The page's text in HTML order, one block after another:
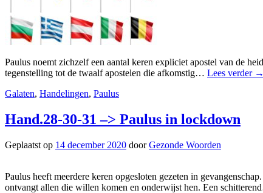
Paulus noemt zichzelf een aantal keren expliciet apostel van de
tegenstelling tot de twaalf apostelen die afkomstig… Lees verder →
Galaten, Handelingen, Paulus
Hand.28-30-31 –> Paulus in lockdown
Geplaatst op 14 december 2020 doorGezonde Woorden
Paulus heeft meerdere keren opgesloten gezeten in
ontvangt allen die willen komen en onderwijst hen. Een